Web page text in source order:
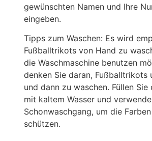
gewünschten Namen und Ihre
eingeben.
Tipps zum Waschen: Es wird
Fußballtrikots von Hand zu
die Waschmaschine benutzen
denken Sie daran, Fußballtrikots
und dann zu waschen. Füllen Sie
mit kaltem Wasser und
Schonwaschgang, um die
schützen.